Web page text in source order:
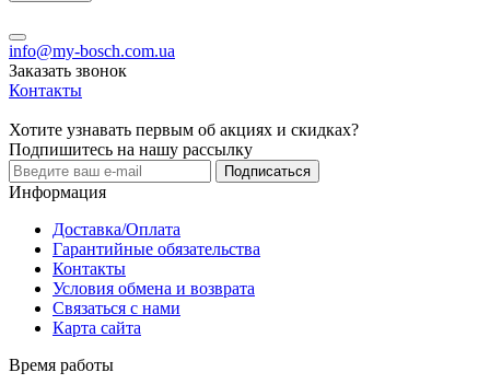
info@my-bosch.com.ua
Заказать звонок
Контакты
Хотите узнавать первым об акциях и скидках?
Подпишитесь на нашу рассылку
Подписаться
Информация
Доставка/Оплата
Гарантийные обязательства
Контакты
Условия обмена и возврата
Связаться с нами
Карта сайта
Время работы